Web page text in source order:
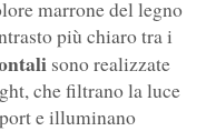
marrone del legno
più chiaro tra i
sono realizzate
che filtrano la luce
e illuminano